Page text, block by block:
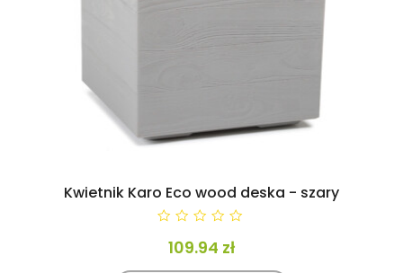
Kwietnik Karo Eco wood deska - szary
109.94 zł